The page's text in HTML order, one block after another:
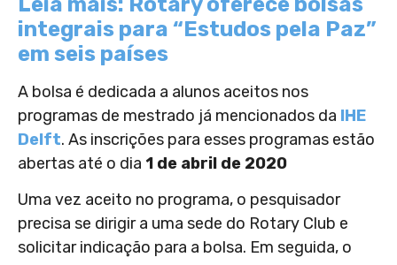
integrais para “Estudos pela Paz”
em seis países
A bolsa é dedicada a alunos aceitos nos
programas de mestrado já mencionados da IHE
Delft. As inscrições para esses programas estão
abertas até o dia 1 de abril de 2020
Uma vez aceito no programa, o pesquisador
precisa se dirigir a uma sede do Rotary Club e
solicitar indicação para a bolsa. Em seguida, o